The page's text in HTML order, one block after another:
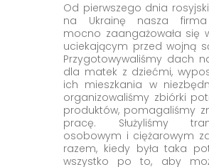
Od pierwszego dnia
na Ukrainę nasza
mocno zaangażowała się
uciekającym przed wojną
Przygotowywaliśmy dach
dla matek z dziećmi,
ich mieszkania w
organizowaliśmy zbiórki
produktów, pomagaliśmy
pracę. Służyliśmy
osobowym i ciężarowym
razem, kiedy była taka
wszystko po to, aby